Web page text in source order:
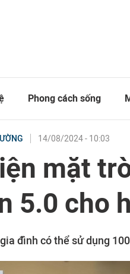
Phong cách sống
14/08/2024 - 10:03
mặt
5.0 cho
đình có thể sử dụng